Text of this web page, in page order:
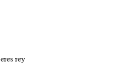
eres rey